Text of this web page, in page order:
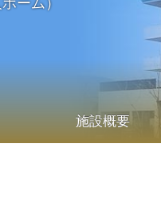
施設概要